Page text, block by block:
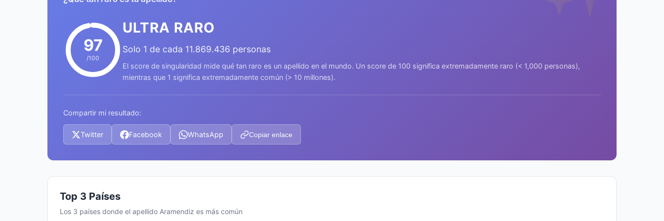
97
/100
ULTRA RARO
Solo 1 de cada 11.869.436 personas
El score de singularidad mide qué tan raro es un apellido en el mundo. Un score de 100 significa extremadamente raro (< 1,000 personas),
mientras que 1 significa extremadamente común (> 10 millones).
Compartir mi resultado:
Twitter Facebook WhatsApp Copiar enlace
Top 3 Países
Los 3 países donde el apellido Aramendiz es más común